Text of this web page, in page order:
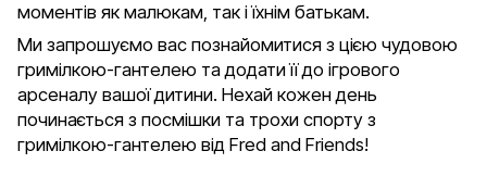
моментів як малюкам, так і їхнім батькам.
Ми запрошуємо вас познайомитися з цією чудовою
гримілкою-гантелею та додати її до ігрового
арсеналу вашої дитини. Нехай кожен день
починається з посмішки та трохи спорту з
гримілкою-гантелею від Fred and Friends!